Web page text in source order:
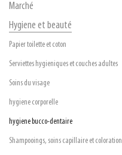
Marché
Hygiene et beauté
Papier toilette et coton
Serviettes hygieniques et couches adultes
Soins du visage
hygiene corporelle
hygiene bucco-dentaire
Shampooings, soins capillaire et coloration